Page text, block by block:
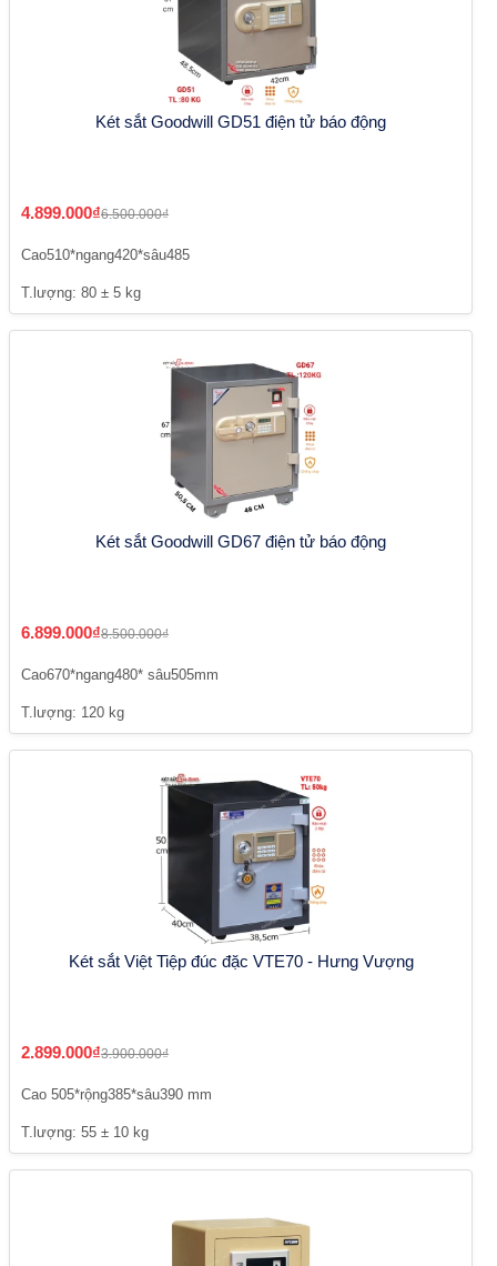
Két sắt Goodwill GD51 điện tử báo động
4.899.000₫6.500.000₫
Cao510*ngang420*sâu485
T.lượng: 80 ± 5 kg
Két sắt Goodwill GD67 điện tử báo động
6.899.000₫8.500.000₫
Cao670*ngang480* sâu505mm
T.lượng: 120 kg
Két sắt Việt Tiệp đúc đặc VTE70 - Hưng Vượng
2.899.000₫3.900.000₫
Cao 505*rộng385*sâu390 mm
T.lượng: 55 ± 10 kg